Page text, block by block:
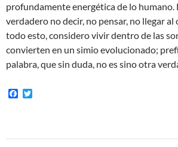
profundamente energética de lo humano.
verdadero no decir, no pensar, no llegar
todo esto, considero vivir dentro de las
convierten en un simio evolucionado;
palabra, que sin duda, no es sino otra
F
o
e